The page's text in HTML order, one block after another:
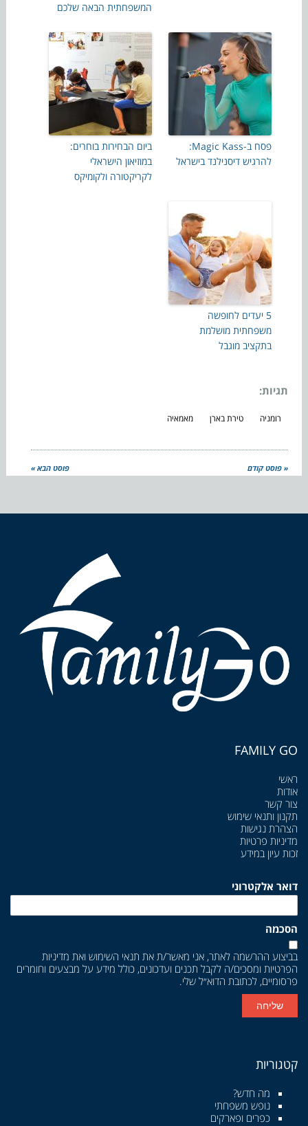
המשפחתית הבאה שלכם
פסח ב-Magic Kass:
להרגיש דיסנילנד בישראל
ביום הבחירות בוחרים:
במוזיאון הישראלי
לקריקטורה ולקומיקס
5 יעדים לחופשה
משפחתית מושלמת
בתקציב מוגבל
תגיות:
רומניה טירת בארן מאמאיה
« פוסט קודם פוסט הבא »
FAMILY GO
ראשי
אודות
צור קשר
תקנון ותנאי שימוש
הצהרת נגישות
מדיניות פרטיות
זכות עיון במידע
דואר אלקטרוני
הסכמה
בביצוע ההרשמה לאתר, אני מאשר/ת את תנאי השימוש ואת מדיניות
הפרטיות ומסכים/ה לקבל תכנים ועדכונים, כולל מידע על מבצעים וחומרים
פרסומיים, לכתובת הדוא״ל שלי.
שליחה
קטגוריות
מה חדש?
נופש משפחתי
כפרים ופארקים